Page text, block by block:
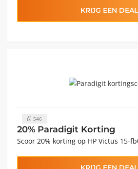
KRIJG EEN DEAL
546
20% Paradigit Korting
Scoor 20% korting op HP Victus 15-